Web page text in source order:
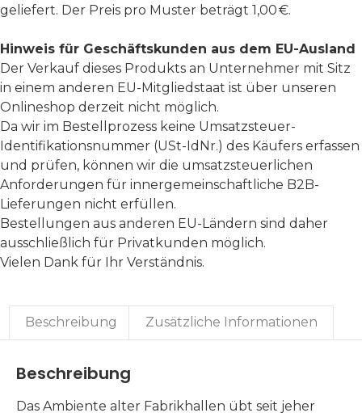
geliefert. Der Preis pro Muster beträgt 1,00 €.
Hinweis für Geschäftskunden aus dem EU-Ausland
Der Verkauf dieses Produkts an Unternehmer mit Sitz
in einem anderen EU-Mitgliedstaat ist über unseren
Onlineshop derzeit nicht möglich.
Da wir im Bestellprozess keine Umsatzsteuer-
Identifikationsnummer (USt-IdNr.) des Käufers erfassen
und prüfen, können wir die umsatzsteuerlichen
Anforderungen für innergemeinschaftliche B2B-
Lieferungen nicht erfüllen.
Bestellungen aus anderen EU-Ländern sind daher
ausschließlich für Privatkunden möglich.
Vielen Dank für Ihr Verständnis.
Beschreibung Zusätzliche Informationen
Beschreibung
Das Ambiente alter Fabrikhallen übt seit jeher